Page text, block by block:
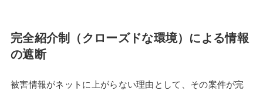
完全紹介制（クローズドな環境）による情報
の遮断
被害情報がネットに上がらない理由として、その案件が完